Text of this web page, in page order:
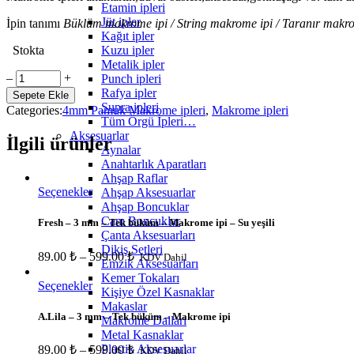
Etamin ipleri
Jüt ipler
Kağıt ipler
Kuzu ipler
Metalik ipler
Punch ipleri
Rafya ipler
Supra ipleri
Tüm Örgü İpleri…
Aksesuarlar
Aynalar
Anahtarlık Aparatları
Ahşap Raflar
Ahşap Aksesuarlar
Ahşap Boncuklar
Cam Boncuklar
Çanta Aksesuarları
Dikiş Setleri
Emzik Aksesuarları
Kemer Tokaları
Kişiye Özel Kasnaklar
Makaslar
Makrome Dalları
Metal Kasnaklar
Plastik Aksesuarlar
İpin tanımı Büklüm makrome ipi / String makrome ipi / Taranır
Stokta
D.night
Lacivert
-
mm
-
Büküm
‒ +
Sepete Ekle
Categories:4mm Pamuk Makrome ipleri, Makrome ipleri
İlgili ürünler
Seçenekler
Fresh – 3 mm – Tek büküm – Makrome ipi – Su yeşili
89.00 ₺ –599.00₺ KDV Dahil
Seçenekler
A.Lila – 3 mm – Tek büküm – Makrome ipi
89.00 ₺ –599.00₺ KDV Dahil